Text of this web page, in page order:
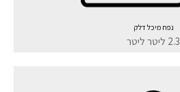
נפח מיכל דלק
2.3 ליטר ליטר